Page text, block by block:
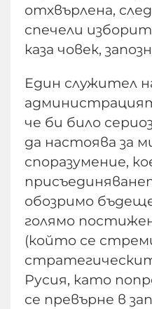
отхвърлена,
спечели
каза човек,
Един служител
че би било
да настоява за
споразумение,
обозримо
голямо
(който се
Русия, като
се превърне в